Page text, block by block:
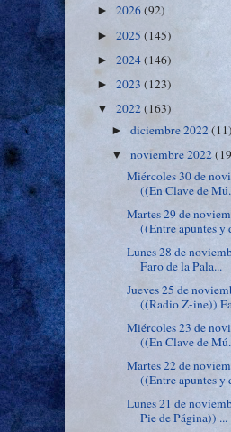
► 2026(92)
► 2025 (145)
► 2024(146)
► 2023 (123)
▼ 2022(163)
►diciembre 2022(11)
▼noviembre 2022
Miércoles 30 de
((En Clave de
Martes 29 de
((Entre apuntes y
Lunes 28 de
Faro de la Pala...
Jueves 25 de
((Radio Z-ine))
Miércoles 23 de
((En Clave de
Martes 22 de
((Entre apuntes y
Lunes 21 de
Pie de Página)) ...